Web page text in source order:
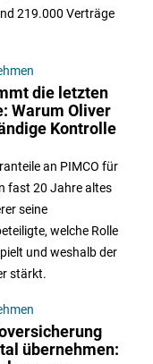
219.000 Verträge
die letzten
Warum Oliver
Kontrolle
an PIMCO für
fast 20 Jahre altes
seine
welche Rolle
und weshalb der
stärkt.
übernehmen: